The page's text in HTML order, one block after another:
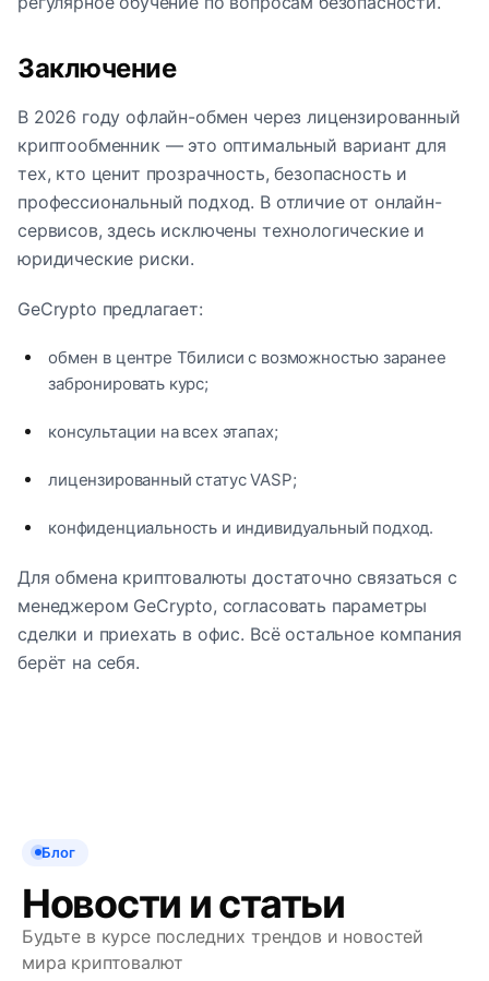
Заключение
В 2026 году офлайн-обмен через лицензированный
криптообменник — это оптимальный вариант для
тех, кто ценит прозрачность, безопасность и
профессиональный подход. В отличие от онлайн-
сервисов, здесь исключены технологические и
юридические риски.
GeCrypto предлагает:
обмен в центре Тбилиси с возможностью заранее
забронировать курс;
консультации на всех этапах;
лицензированный статус VASP;
конфиденциальность и индивидуальный подход.
Для обмена криптовалюты достаточно связаться с
менеджером GeCrypto, согласовать параметры
сделки и приехать в офис. Всё остальное компания
берёт на себя.
Блог
Новости и статьи
Будьте в курсе последних трендов и новостей
мира криптовалют